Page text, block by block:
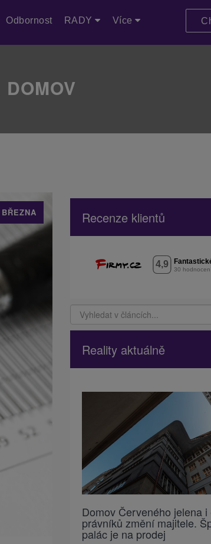
Odbornost RADY Více
Recenze klientů
Reality aktuálně
Domov Červeného jelena i
právníků změní majitele.
palác je na prodej